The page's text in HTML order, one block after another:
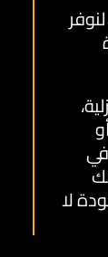
لا